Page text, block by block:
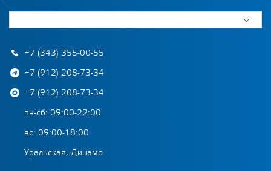
+7 (343) 355-00-55
+7 (912) 208-73-34
+7 (912) 208-73-34
пн-сб: 09:00-22:00
вс: 09:00-18:00
Уральская, Динамо